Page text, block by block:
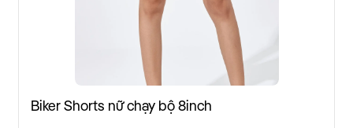
Biker Shorts nữ chạy bộ 8inch